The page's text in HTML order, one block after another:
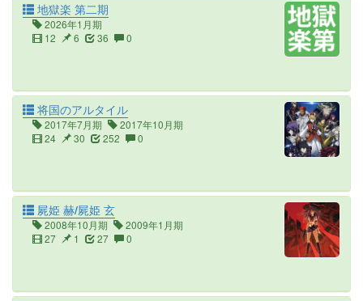
地獄楽 第二期
2026年1月期
12
6 36 0
将国のアルタイル
2017年7月期
2017年10月期
24
30 252 0
屍姫 赫/屍姫 玄
2008年10月期
2009年1月期
27
1 27 0